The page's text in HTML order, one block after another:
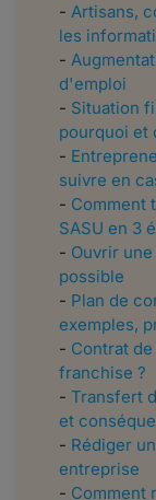
- Artisans,
les
-
d'emploi
- Situation
pourquoi et
-
suivre en
- Comment
SASU en 3
- Ouvrir
possible
- Plan de
exemples,
- Contrat
franchise ?
- Transfert
et
- Rédiger
entreprise
- Comment